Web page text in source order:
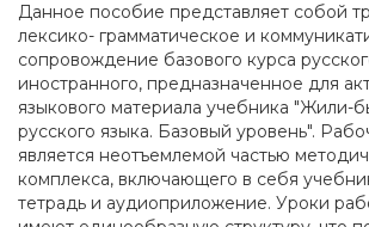
Данное пособие представляет собой
лексико- грамматическое и
сопровождение базового курса
иностранного, предназначенное для
языкового материала учебника "Жили-
русского языка. Базовый уровень".
является неотъемлемой частью
комплекса, включающего в себя
тетрадь и аудиоприложение. Уроки